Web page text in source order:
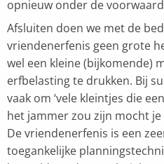
opnieuw onder de
Afsluiten doen we met de
vriendenerfenis geen grote
wel een kleine (bijkomende)
erfbelasting te drukken. Bij
vaak om ‘vele kleintjes die
het jammer zou zijn mocht
De vriendenerfenis is een
toegankelijke